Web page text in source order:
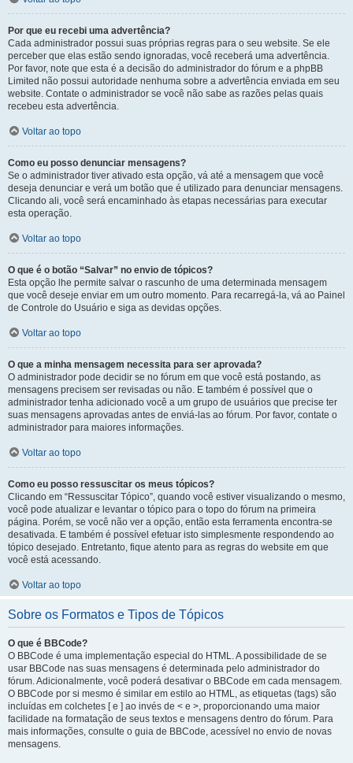
Por que eu recebi uma advertência?
Cada administrador possui suas próprias regras para o seu website. Se ele
perceber que elas estão sendo ignoradas, você receberá uma advertência.
Por favor, note que esta é a decisão do administrador do fórum e a phpBB
Limited não possui autoridade nenhuma sobre a advertência enviada em seu
website. Contate o administrador se você não sabe as razões pelas quais
recebeu esta advertência.
Voltar ao topo
Como eu posso denunciar mensagens?
Se o administrador tiver ativado esta opção, vá até a mensagem que você
deseja denunciar e verá um botão que é utilizado para denunciar mensagens.
Clicando ali, você será encaminhado às etapas necessárias para executar
esta operação.
Voltar ao topo
O que é o botão “Salvar” no envio de tópicos?
Esta opção lhe permite salvar o rascunho de uma determinada mensagem
que você deseje enviar em um outro momento. Para recarregá-la, vá ao Painel
de Controle do Usuário e siga as devidas opções.
Voltar ao topo
O que a minha mensagem necessita para ser aprovada?
O administrador pode decidir se no fórum em que você está postando, as
mensagens precisem ser revisadas ou não. E também é possível que o
administrador tenha adicionado você a um grupo de usuários que precise ter
suas mensagens aprovadas antes de enviá-las ao fórum. Por favor, contate o
administrador para maiores informações.
Voltar ao topo
Como eu posso ressuscitar os meus tópicos?
Clicando em “Ressuscitar Tópico”, quando você estiver visualizando o mesmo,
você pode atualizar e levantar o tópico para o topo do fórum na primeira
página. Porém, se você não ver a opção, então esta ferramenta encontra-se
desativada. E também é possível efetuar isto simplesmente respondendo ao
tópico desejado. Entretanto, fique atento para as regras do website em que
você está acessando.
Voltar ao topo
Sobre os Formatos e Tipos de Tópicos
O que é BBCode?
O BBCode é uma implementação especial do HTML. A possibilidade de se
usar BBCode nas suas mensagens é determinada pelo administrador do
fórum. Adicionalmente, você poderá desativar o BBCode em cada mensagem.
O BBCode por si mesmo é similar em estilo ao HTML, as etiquetas (tags) são
incluídas em colchetes [ e ] ao invés de < e >, proporcionando uma maior
facilidade na formatação de seus textos e mensagens dentro do fórum. Para
mais informações, consulte o guia de BBCode, acessível no envio de novas
mensagens.